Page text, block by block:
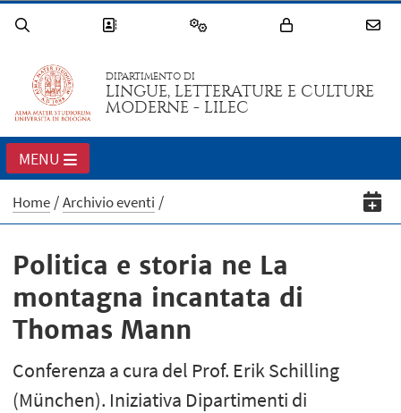
DIPARTIMENTO DI
LINGUE, LETTERATURE E CULTURE
MODERNE - LILEC
MENU
Home Archivio eventi
Politica e storia ne La
montagna incantata di
Thomas Mann
Conferenza a cura del Prof. Erik Schilling
(München). Iniziativa Dipartimenti di